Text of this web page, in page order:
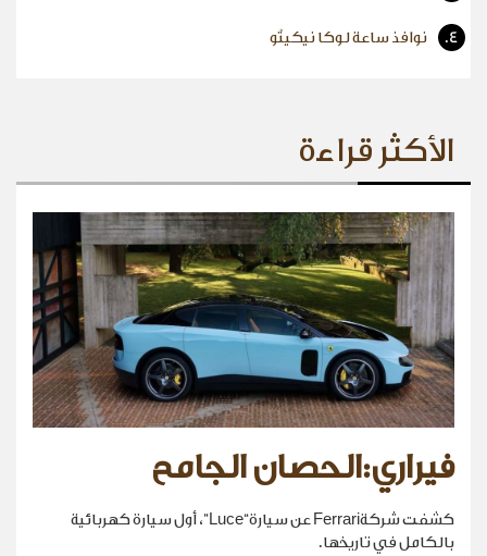
4. نوافذ ساعة لوكا نيكيتّو
الأكثر قراءة
فيراري:الحصان الجامح
كشفت شركةFerrari عن سيارة“Luce”، أول سيارة كهربائية
بالكامل في تاريخها.